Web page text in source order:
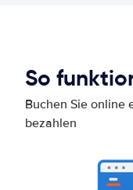
So
Buchen Sie online
bezahlen